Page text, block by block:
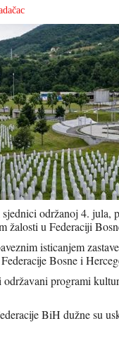
održanoj 4. jula,
žalosti u Federaciji
isticanjem
Bosne i
programi
BiH dužne su